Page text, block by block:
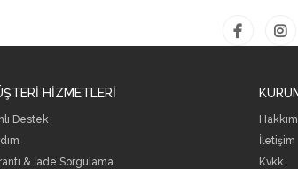
HİZMETLERİ
Destek
& İade Sorgulama
İletişim
Kvkk